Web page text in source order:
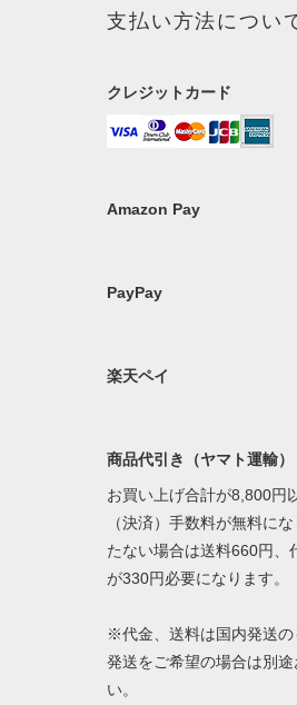
支払い方法につい
クレジットカード
Amazon Pay
PayPay
楽天ペイ
商品代引き（ヤマト運輸）
お買い上げ合計が8,800円
（決済）手数料が無料に
たない場合は送料660円、
が330円必要になります。
※代金、送料は国内発送
発送をご希望の場合は別
い。